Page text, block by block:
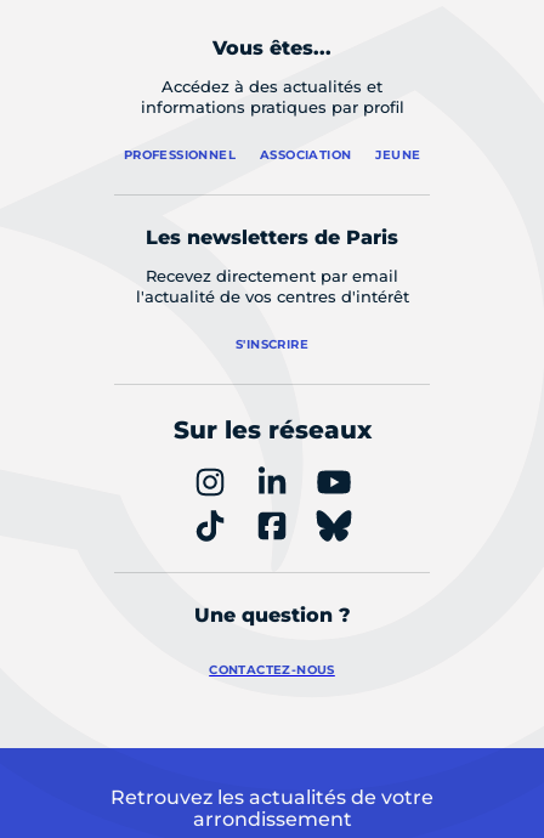
Vous êtes...
Accédez à des actualités et
informations pratiques par profil
PROFESSIONNEL ASSOCIATION JEUNE
Les newsletters de Paris
Recevez directement par email
l'actualité de vos centres d'intérêt
S'INSCRIRE
Sur les réseaux
Une question ?
CONTACTEZ-NOUS
Retrouvez les actualités de votre
arrondissement